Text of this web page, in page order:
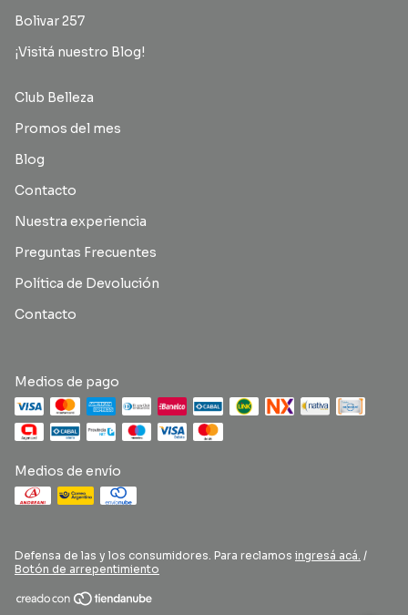
Bolivar 257
¡Visitá nuestro Blog!
Club Belleza
Promos del mes
Blog
Contacto
Nuestra experiencia
Preguntas Frecuentes
Política de Devolución
Contacto
Medios de pago
Medios de envío
Defensa de las y los consumidores. Para reclamos ingresá acá. /
Botón de arrepentimiento